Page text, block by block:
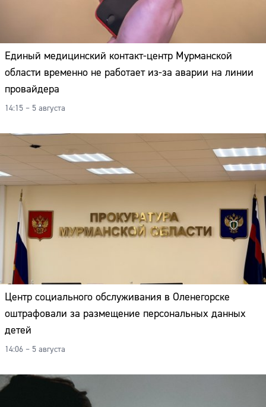
Единый медицинский контакт-центр Мурманской
области временно не работает из-за аварии на линии
провайдера
14:15 – 5 августа
Центр социального обслуживания в Оленегорске
оштрафовали за размещение персональных данных
детей
14:06 – 5 августа
Адрес:
Телефон: